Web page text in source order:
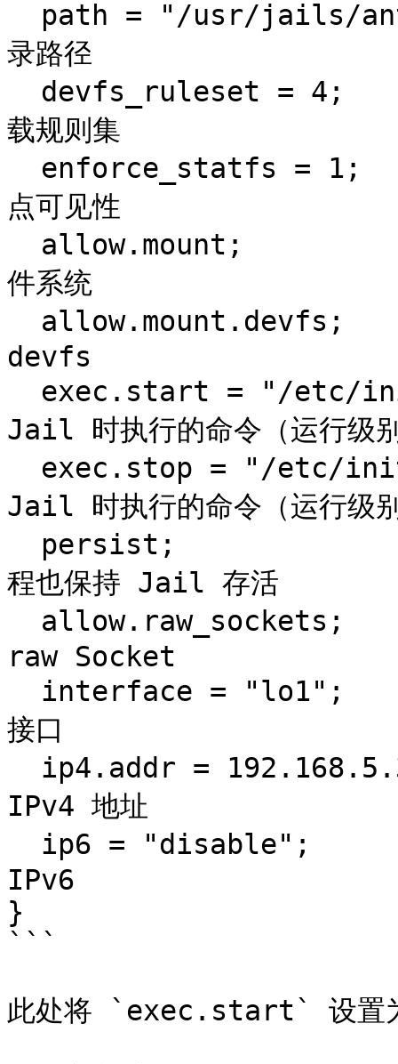
录路径
载规则集
点可见性
件系统
devfs
Jail 时执行的命令（运行级
Jail 时执行的命令（运行级
程也保持 Jail 存活
raw Socket
接口
IPv4 地址
IPv6
}
```
此处将 `exec.start` 设